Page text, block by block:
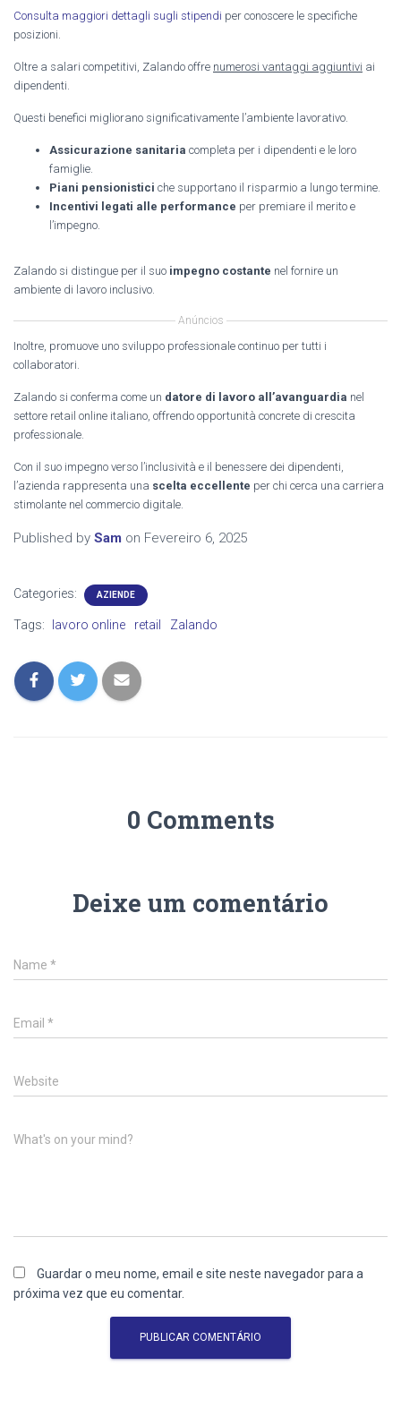
Consulta maggiori dettagli sugli stipendi per conoscere le specifiche
posizioni.
Oltre a salari competitivi, Zalando offre numerosi vantaggi aggiuntivi ai
dipendenti.
Questi benefici migliorano significativamente l’ambiente lavorativo.
Assicurazione sanitaria completa per i dipendenti e le loro
famiglie.
Piani pensionistici che supportano il risparmio a lungo termine.
Incentivi legati alle performance per premiare il merito e
l’impegno.
Zalando si distingue per il suo impegno costante nel fornire un
ambiente di lavoro inclusivo.
Anúncios
Inoltre, promuove uno sviluppo professionale continuo per tutti i
collaboratori.
Zalando si conferma come un datore di lavoro all’avanguardia nel
settore retail online italiano, offrendo opportunità concrete di crescita
professionale.
Con il suo impegno verso l’inclusività e il benessere dei dipendenti,
l’azienda rappresenta una scelta eccellente per chi cerca una carriera
stimolante nel commercio digitale.
Published by Sam on Fevereiro 6, 2025
Categories: AZIENDE
Tags: lavoro online retail Zalando
0 Comments
Deixe um comentário
Name *
Email *
Website
What's on your mind?
Guardar o meu nome, email e site neste navegador para a
próxima vez que eu comentar.